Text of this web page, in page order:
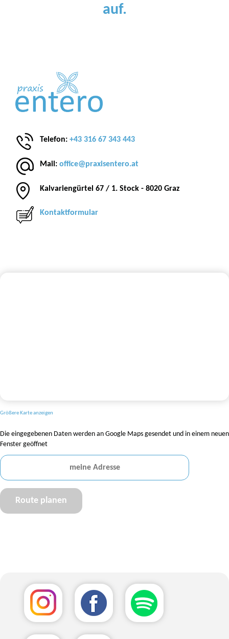
auf.
Telefon: +43 316 67 343 443
Mail: office@praxisentero.at
Kalvariengürtel 67 / 1. Stock - 8020 Graz
Kontaktformular
Größere Karte anzeigen
Die eingegebenen Daten werden an Google Maps gesendet und in einem neuen
Fenster geöffnet